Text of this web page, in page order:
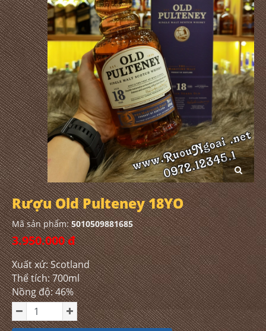
Rượu Old Pulteney 18YO
Mã sản phẩm:5010509881685
3.950.000 đ
Xuất xứ: Scotland
Thể tích: 700ml
Nồng độ: 46%